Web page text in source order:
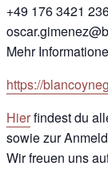
+49 176 3421
Mehr
https://
Hierfindest du
sowie zur
Wir freuen uns